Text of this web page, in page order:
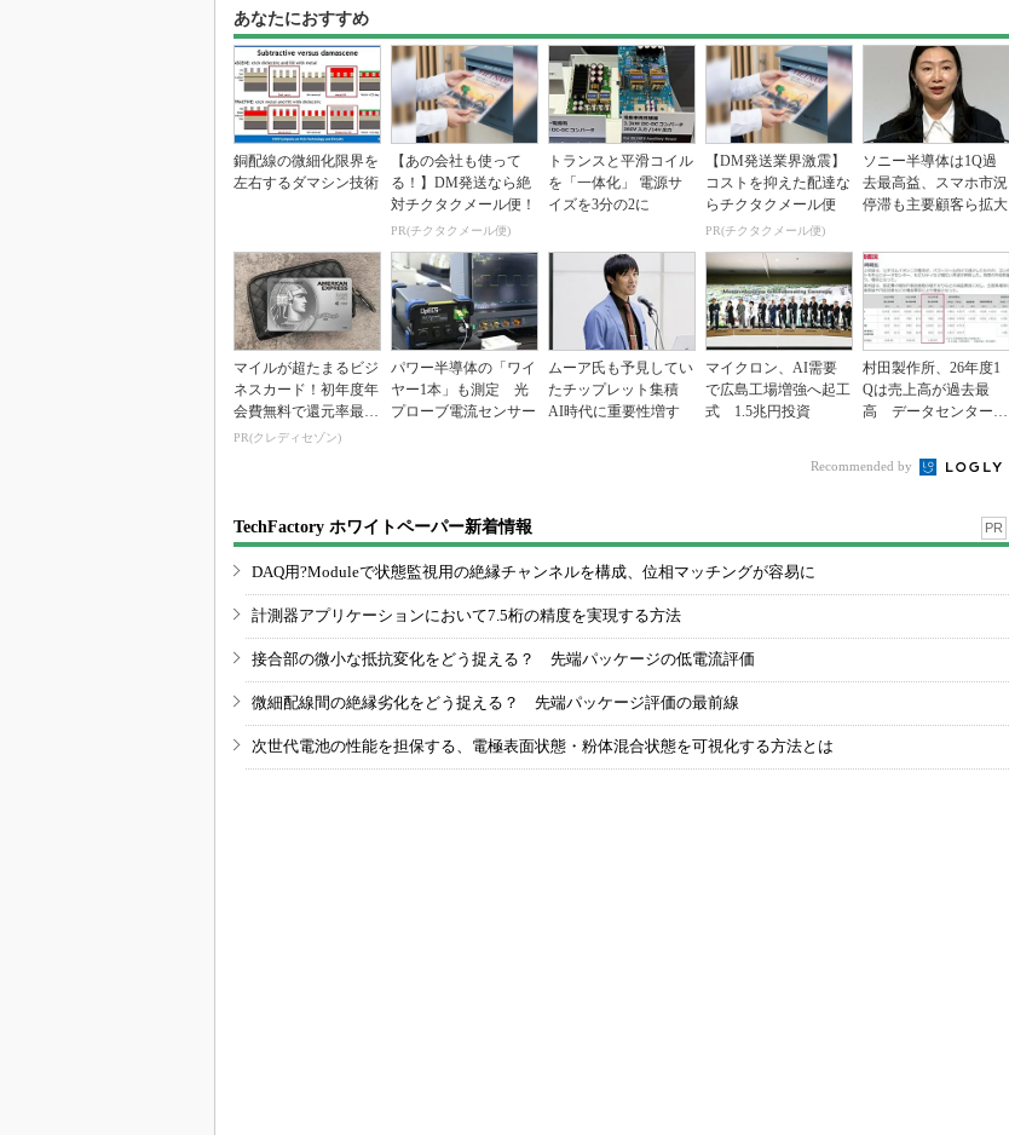
あなたにおすすめ
銅配線の微細化限界を
左右するダマシン技術
【あの会社も使って
る！】DM発送なら絶
対チクタクメール便！
PR(チクタクメール便)
トランスと平滑コイル
を「一体化」 電源サ
イズを3分の2に
【DM発送業界激震】
コストを抑えた配達な
らチクタクメール便
PR(チクタクメール便)
ソニー半導体は1Q過
去最高益、スマホ市況
停滞も主要顧客ら拡大
マイルが超たまるビジ
ネスカード！初年度年
会費無料で還元率最大
1.125%
PR(クレディセゾン)
パワー半導体の「ワイ
ヤー1本」も測定 光
プローブ電流センサー
ムーア氏も予見してい
たチップレット集積
AI時代に重要性増す
マイクロン、AI需要
で広島工場増強へ起工
式 1.5兆円投資
村田製作所、26年度1
Qは売上高が過去最
高 データセンター関
Recommended by
TechFactory ホワイトペーパー新着情報 PR
DAQ用?Moduleで状態監視用の絶縁チャンネルを構成、位相マッチングが容易に
計測器アプリケーションにおいて7.5桁の精度を実現する方法
接合部の微小な抵抗変化をどう捉える？ 先端パッケージの低電流評価
微細配線間の絶縁劣化をどう捉える？ 先端パッケージ評価の最前線
次世代電池の性能を担保する、電極表面状態・粉体混合状態を可視化する方法とは